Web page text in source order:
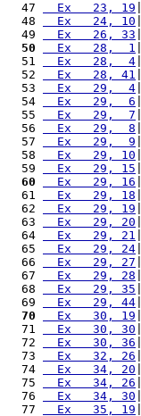
  47
  Ex   23, 19
  48
  Ex   24, 10
  49
  Ex   26, 33
  50
  Ex   28,  1
  51
  Ex   28,  4
  52
  Ex   28, 41
  53
  Ex   29,  4
  54
  Ex   29,  6
  55
  Ex   29,  7
  56
  Ex   29,  8
  57
  Ex   29,  9
  58
  Ex   29, 10
  59
  Ex   29, 15
  60
  Ex   29, 16
  61
  Ex   29, 18
  62
  Ex   29, 19
  63
  Ex   29, 20
  64
  Ex   29, 21
  65
  Ex   29, 24
  66
  Ex   29, 27
  67
  Ex   29, 28
  68
  Ex   29, 35
  69
  Ex   29, 44
  70
  Ex   30, 19
  71
  Ex   30, 30
  72
  Ex   30, 36
  73
  Ex   32, 26
  74
  Ex   34, 20
  75
  Ex   34, 26
  76
  Ex   34, 30
  77
  Ex   35, 19